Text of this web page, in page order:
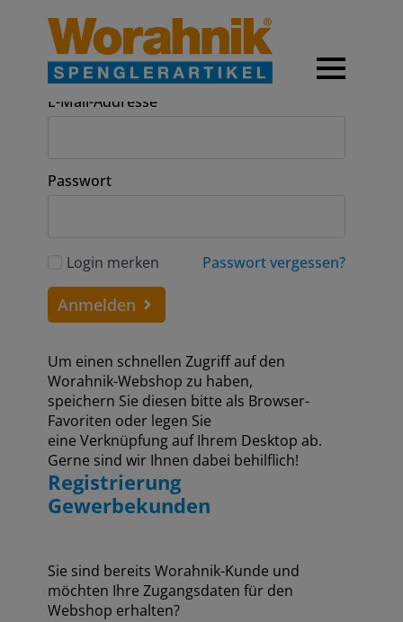
Anmeldung
E-Mail-Addresse
Passwort
Login merken Passwort vergessen?
Anmelden
Um einen schnellen Zugriff auf den
Worahnik-Webshop zu haben,
speichern Sie diesen bitte als Browser-
Favoriten oder legen Sie
eine Verknüpfung auf Ihrem Desktop ab.
Gerne sind wir Ihnen dabei behilflich!
Registrierung
Gewerbekunden
Sie sind bereits Worahnik-Kunde und
möchten Ihre Zugangsdaten für den
Webshop erhalten?